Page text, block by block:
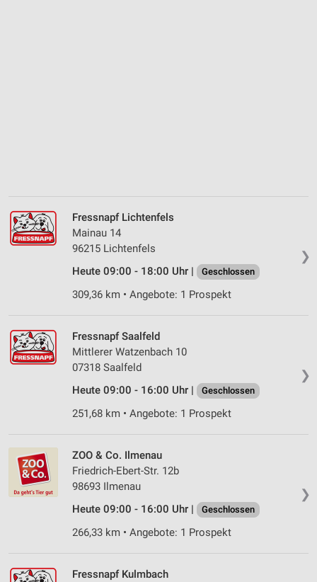
❯
Fressnapf Lichtenfels
Mainau 14
96215 Lichtenfels
Heute 09:00 - 18:00 Uhr |
Geschlossen
309,36 km • Angebote: 1 Prospekt
❯
Fressnapf Saalfeld
Mittlerer Watzenbach 10
07318 Saalfeld
Heute 09:00 - 16:00 Uhr |
Geschlossen
251,68 km • Angebote: 1 Prospekt
❯
ZOO & Co. Ilmenau
Friedrich-Ebert-Str. 12b
98693 Ilmenau
Heute 09:00 - 16:00 Uhr |
Geschlossen
266,33 km • Angebote: 1 Prospekt
Fressnapf Kulmbach